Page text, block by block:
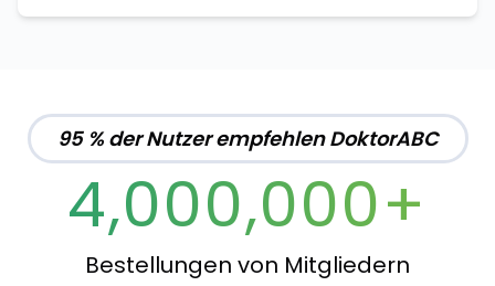
95 % der Nutzer empfehlen DoktorABC
4,000,000+
Bestellungen von Mitgliedern